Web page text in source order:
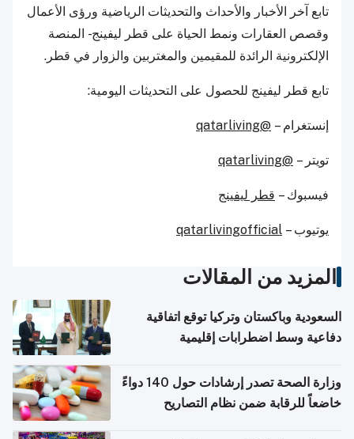
تابع آخر الأخبار والأحداث والتحديثات الرياضية ورؤى الأعمال
وقصص العقارات ونمط الحياة على قطر ليفينج - المنصة
الإلكترونية الرائدة للمقيمين والمغتربين والزوار في قطر.
تابع قطر ليفينج للحصول على التحديثات اليومية:
إنستغرام – @qatarliving
تويتر – @qatarliving
فيسبوك – قطر ليفينج
يوتيوب – qatarlivingofficial
المزيد من المقالات
السعودية وباكستان وتركيا توقع اتفاقية
دفاعية وسط اضطرابات إقليمية
وزارة الصحة تصدر إرشادات حول 140 دواءً
خاضعاً للرقابة ضمن نظام التصاريح